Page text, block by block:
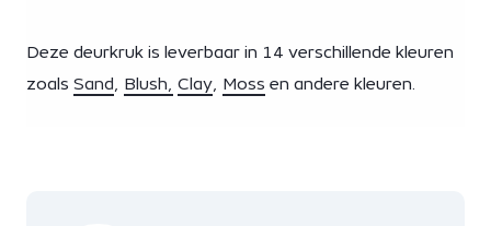
Deze deurkruk is leverbaar in 14 verschillende kleuren
zoals Sand Blush, Clay Moss en andere kleuren.